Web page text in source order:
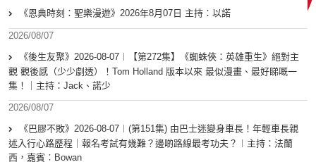
《恩典時刻：聖樂漫遊》2026年8月07日 主持：以諾
2026/08/07
《後生友聚》2026-08-07︱【第272集】《蜘蛛俠：英雄重生》絕對主
觀 觀後感（少少劇透）！Tom Holland 版本以來 最似漫畫、最好睇嘅一
集！｜主持：Jack、諾少
2026/08/07
《巴膠不敗》2026-08-07︱(第151集) 由巴士迷變身車長！年輕車長親
述入行心路歷程｜報名考試有幾難？邊啲路線最考功夫？︱主持：法蘭
西，嘉賓︰Bowan